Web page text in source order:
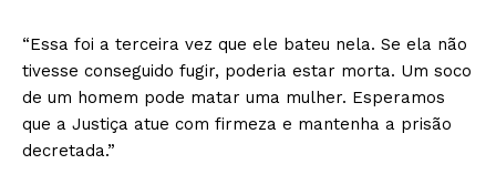
“Essa foi a terceira vez que ele bateu nela. Se ela não
tivesse conseguido fugir, poderia estar morta. Um soco
de um homem pode matar uma mulher. Esperamos
que a Justiça atue com firmeza e mantenha a prisão
decretada.”